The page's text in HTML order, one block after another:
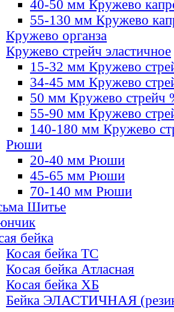
40-50 мм Кружево
55-130 мм Кружево
Кружево органза
Кружево стрейч эластичное
15-32 мм Кружево
34-45 мм Кружево
50 мм Кружево стрейч
55-90 мм Кружево
140-180 мм Кружево
Рюши
20-40 мм Рюши
45-65 мм Рюши
70-140 мм Рюши
Шитье
бейка
Косая бейка ТС
Косая бейка Атласная
Косая бейка ХБ
Бейка ЭЛАСТИЧНАЯ